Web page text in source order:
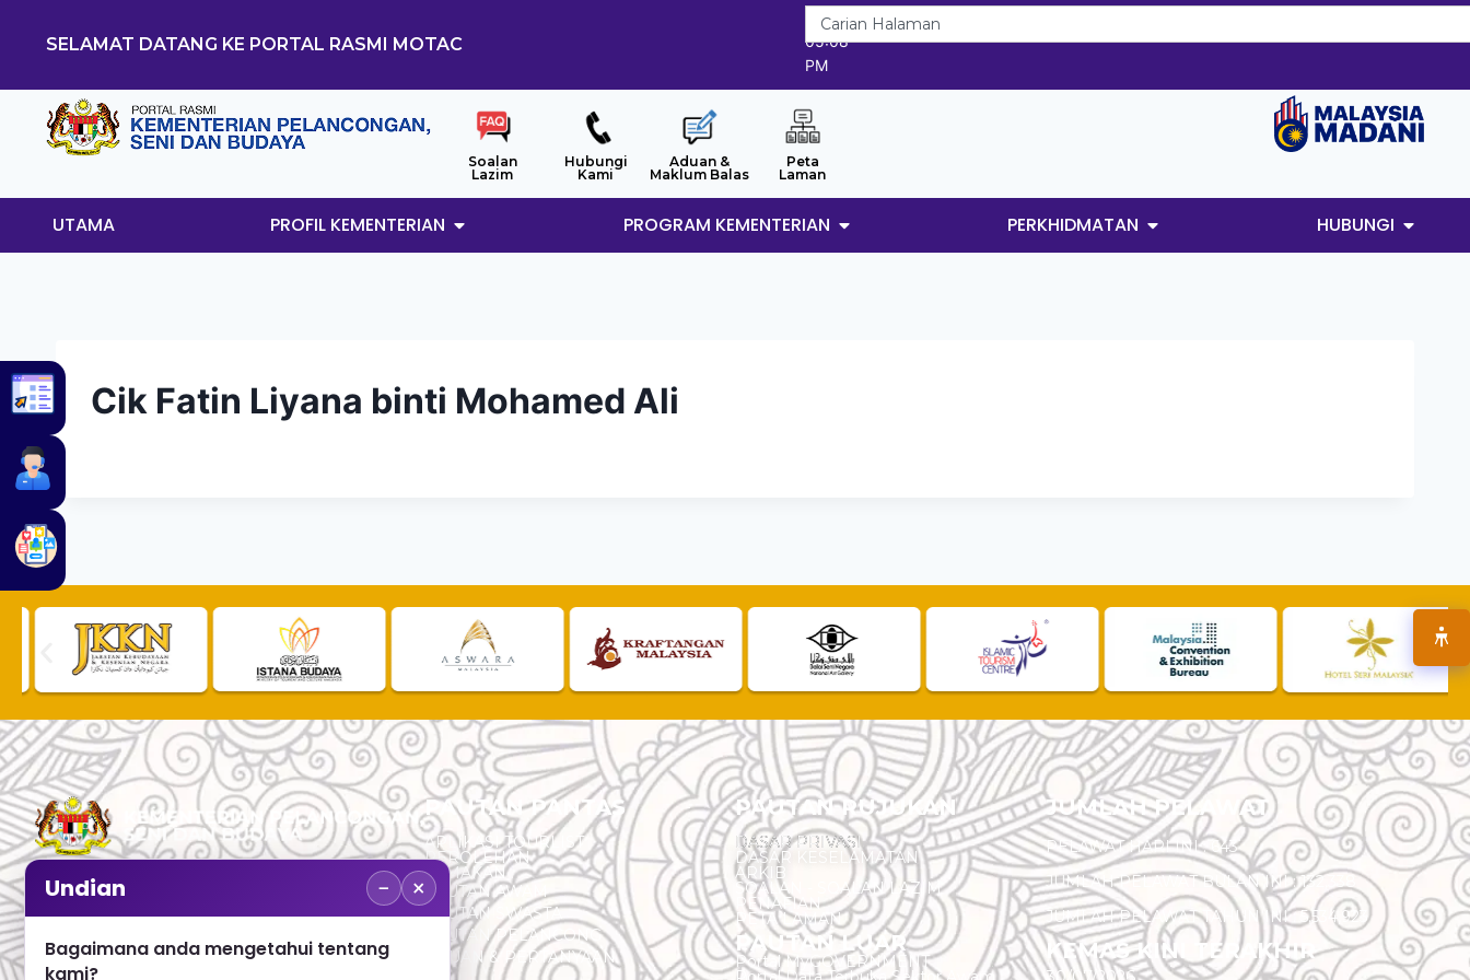
SELAMAT DATANG KE PORTAL RASMI MOTAC
8/8/2026
05:08
PM
Soalan
Lazim
Hubungi
Kami
Aduan &
Maklum Balas
Peta
Laman
UTAMA PROFIL KEMENTERIAN PROGRAM KEMENTERIAN PERKHIDMATAN HUBUNGI
Cik Fatin Liyana binti Mohamed Ali
No. 2, Menara 1, Jalan P5/6, Presint 5,
+603 8000 8000
PAUTAN PANTAS
APLIKASI TOURLIST
PEROLEHAN
SEMAKAN
PAUTAN AWAM
PAUTAN SWASTA
PAUTAN PELANCONG
ADUAN & PERTANYAAN
PAUTAN RUJUKAN
DASAR PRIVASI
DASAR KESELAMATAN
ARKIB
SOALAN - SOALAN LAZIM
PENAFIAN
PETA LAMAN
PAUTAN LUAR
Portal MyGOVERNMENT
JUMLAH PELAWAT
PELAWAT HARI INI : 643
JUMLAH PELAWAT BULAN INI : 132,338
JUMLAH PELAWAT TAHUN INI : 5,534,923
KEMAS KINI TERAKHIR
Undian − ×
Bagaimana anda mengetahui tentang
kami?